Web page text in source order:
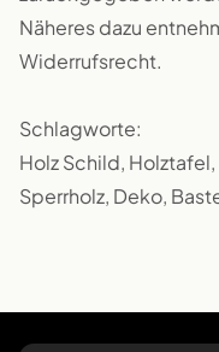
Näheres dazu
Widerrufsrecht.
Schlagworte:
Holz Schild,
Sperrholz, Deko,